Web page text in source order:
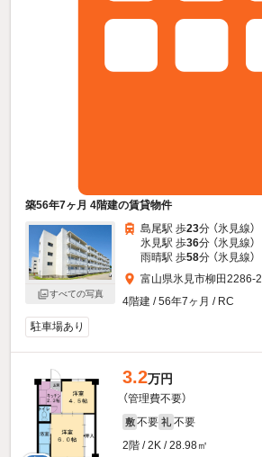
築56年7ヶ月 4階建の賃貸物件
すべての写真
島尾駅 歩23分 （氷見線）
氷見駅 歩36分 （氷見線）
雨晴駅 歩58分 （氷見線）
富山県氷見市柳田2286-2
4階建 / 56年7ヶ月 / RC
駐車場あり
3.2万円
（管理費不要）
敷 不要 礼 不要
2階 / 2K / 28.98㎡